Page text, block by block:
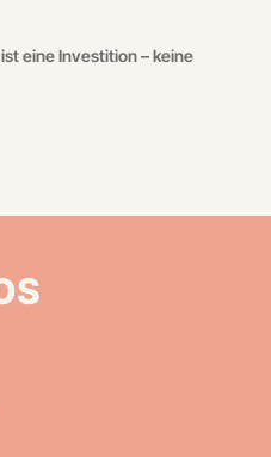
eine Investition – keine